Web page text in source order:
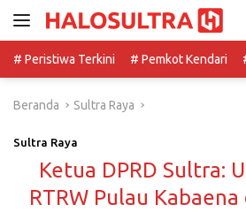
# Peristiwa Terkini
# Pemkot Kendari
Beranda Sultra Raya
Sultra Raya
Ketua DPRD Sultra:
RTRW Pulau